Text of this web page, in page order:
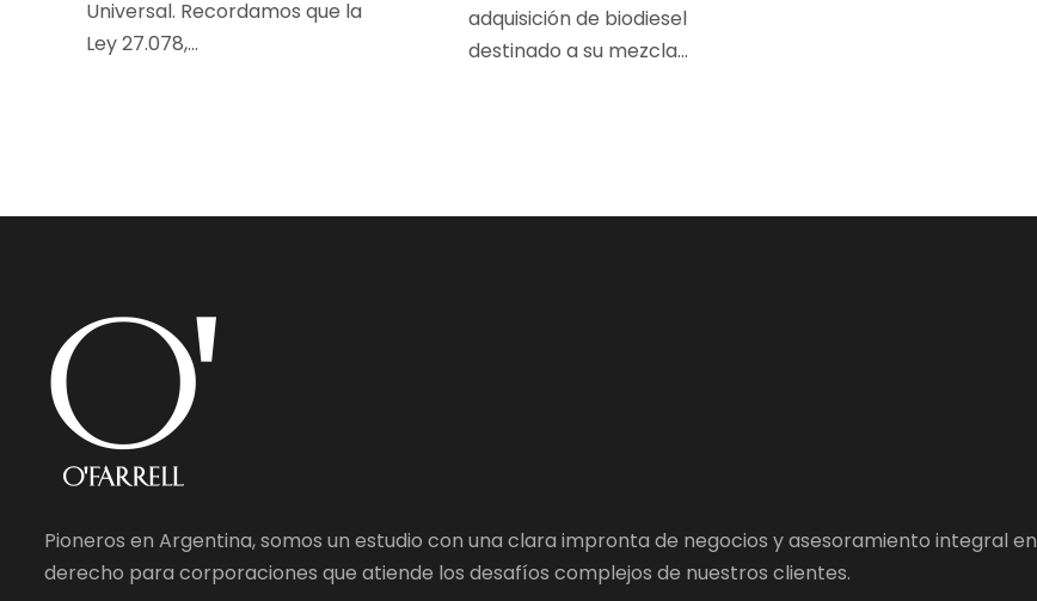
Universal. Recordamos que la
Ley 27.078,...
adquisición de biodiesel
destinado a su mezcla...
Pioneros en Argentina, somos un estudio con una clara impronta de negocios y asesoramiento integral en
derecho para corporaciones que atiende los desafíos complejos de nuestros clientes.